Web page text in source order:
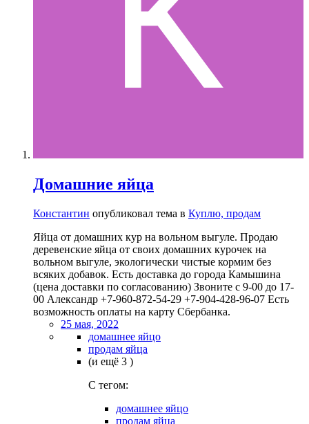
Домашние яйца
Константин опубликовал тема в Куплю, продам
Яйца от домашних кур на вольном выгуле. Продаю
деревенские яйца от своих домашних курочек на
вольном выгуле, экологически чистые кормим без
всяких добавок. Есть доставка до города Камышина
(цена доставки по согласованию) Звоните с 9-00 до 17-
00 Александр +7-960-872-54-29 +7-904-428-96-07 Есть
возможность оплаты на карту Сбербанка.
25 мая, 2022
домашнее яйцо
продам яйца
(и ещё 3 )
C тегом:
домашнее яйцо
продам яйца